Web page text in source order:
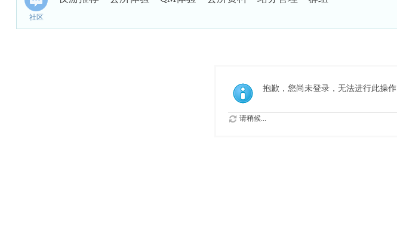
社区
抱歉，您尚未登录，无法进行此操作
请稍候...